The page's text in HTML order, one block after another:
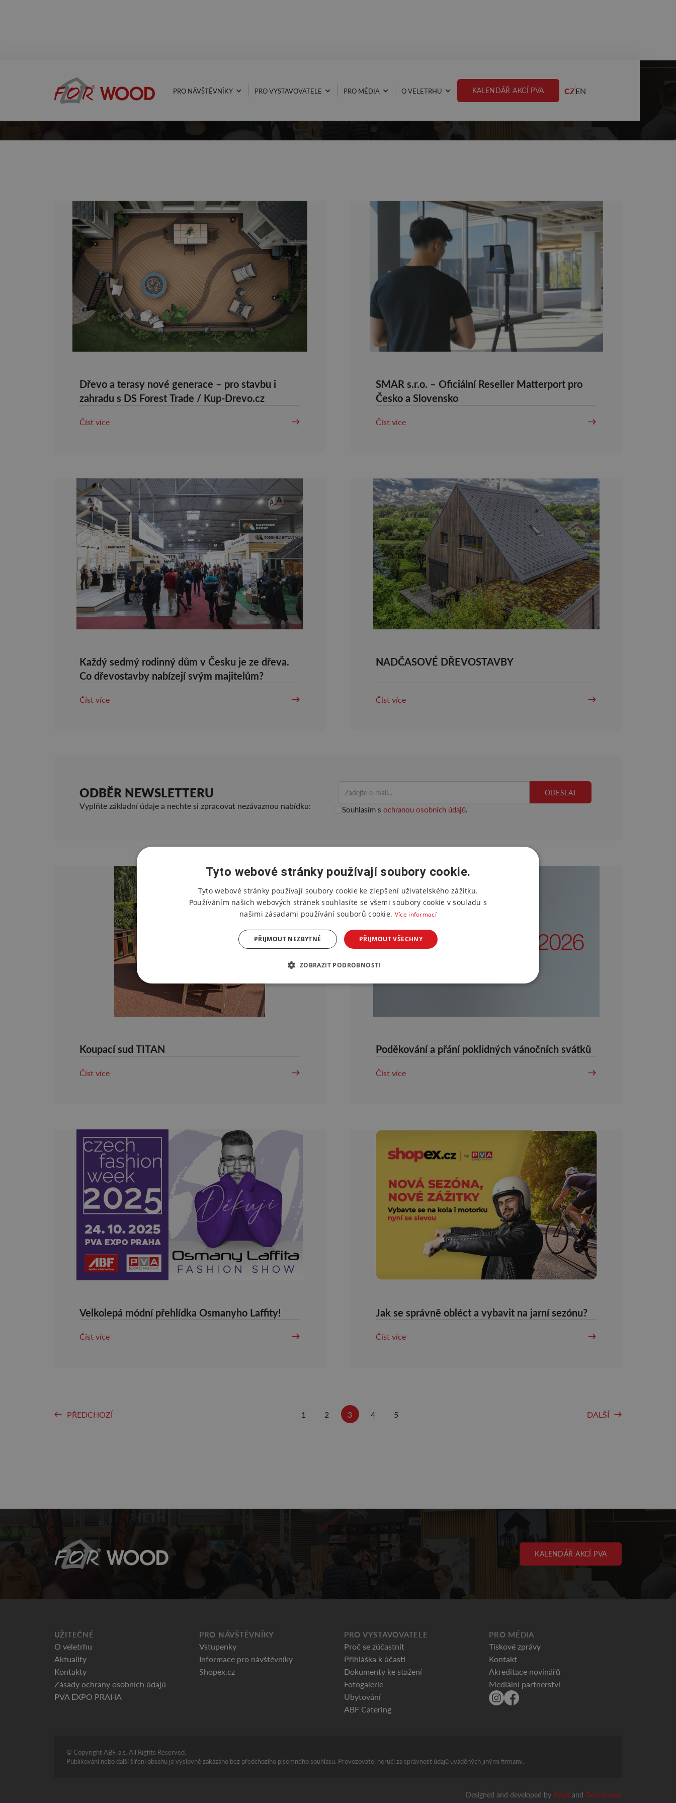
PRO NÁVŠTĚVNÍKY PRO VYSTAVOVATELE PRO MÉDIA O VELETRHU KALENDÁŘ AKCÍ PVA CZEN
AKTUALITY
Dřevo a terasy nové generace – pro stavbu i
zahradu s DS Forest Trade / Kup-Drevo.cz
Číst více
SMAR s.r.o. – Oficiální Reseller Matterport pro
Česko a Slovensko
Číst více
Každý sedmý rodinný dům v Česku je ze dřeva.
Co dřevostavby nabízejí svým majitelům?
Číst více
NADČASOVÉ DŘEVOSTAVBY
Číst více
ODBĚR NEWSLETTERU
Vyplňte základní údaje a nechte si zpracovat nezávaznou nabídku: Souhlasím s ochranou osobních údajů.
Koupací sud TITAN
Číst více
Poděkování a přání poklidných vánočních svátků
Číst více
Velkolepá módní přehlídka Osmanyho Laffity!
Číst více
Jak se správně obléct a vybavit na jarní sezónu?
Číst více
PŘEDCHOZÍ 1 2 3 4 5 DALŠÍ
KALENDÁŘ AKCÍ PVA
UŽITEČNÉ
O veletrhu
Aktuality
Kontakty
Zásady ochrany osobních údajů
PVA EXPO PRAHA
PRO NÁVŠTĚVNÍKY
Vstupenky
Informace pro návštěvníky
Shopex.cz
PRO VYSTAVOVATELE
Proč se zúčastnit
Přihláška k účasti
Dokumenty ke stažení
Fotogalerie
Ubytování
ABF Catering
PRO MÉDIA
Tiskové zprávy
Kontakt
Akreditace novinářů
Mediální partnerství
© Copyright ABF, a.s. All Rights Reserved.
Publikování nebo další šíření obsahu je výslovně zakázáno bez předchozího písemného souhlasu. Provozovatel neručí za správnost údajů uváděných jinými firmami.
Designed and developed byAppli andGo bananas
Tyto webové stránky používají soubory cookie.
Tyto webové stránky používají soubory cookie ke zlepšení uživatelského zážitku.
Používáním našich webových stránek souhlasíte se všemi soubory cookie v souladu s
našimi zásadami používání souborů cookie. Více informací
PŘIJMOUT VŠECHNY
PŘIJMOUT NEZBYTNÉ
ZOBRAZIT PODROBNOSTI